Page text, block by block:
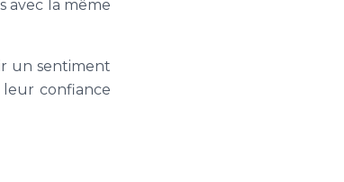
avec la même
un sentiment
leur confiance